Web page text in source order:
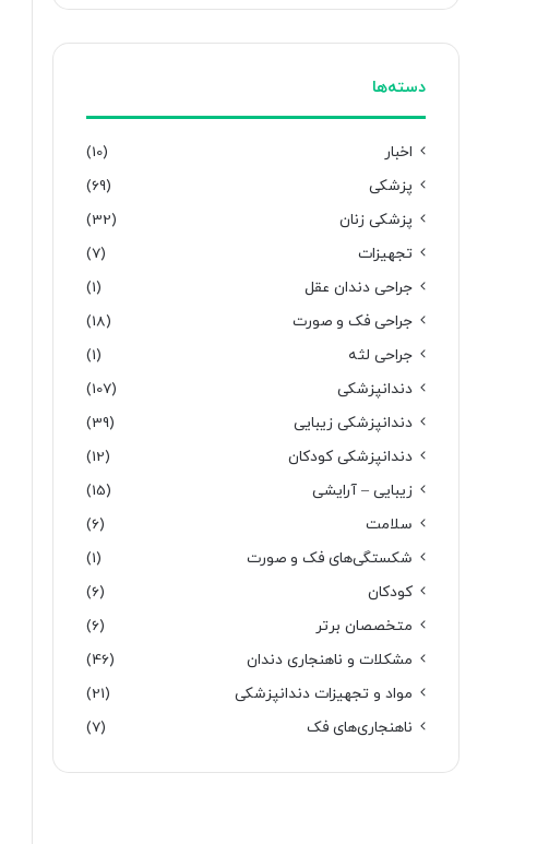
دسته‌ها
اخبار
(10)
پزشکی
(69)
پزشکی زنان
(32)
تجهیزات
(7)
جراحی دندان عقل
(1)
جراحی فک و صورت
(18)
جراحی لثه
(1)
دندانپزشکی
(107)
دندانپزشکی زیبایی
(39)
دندانپزشکی کودکان
(12)
زیبایی – آرایشی
(15)
سلامت
(6)
شکستگی‌های فک و صورت
(1)
کودکان
(6)
متخصصان برتر
(6)
مشکلات و ناهنجاری دندان
(46)
مواد و تجهیزات دندانپزشکی
(21)
ناهنجاری‌های فک
(7)